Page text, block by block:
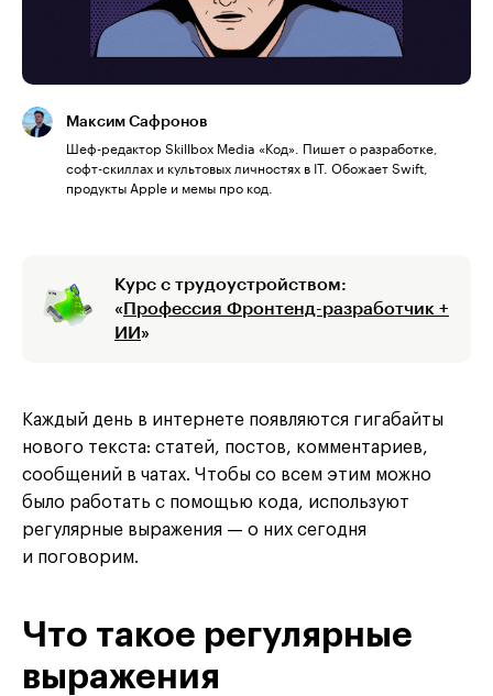
Максим Сафронов
Шеф-редактор Skillbox Media «Код». Пишет о разработке,
софт-скиллах и культовых личностях в IT. Обожает Swift,
продукты Apple и мемы про код.
Курс с трудоустройством:
« Профессия Фронтенд-разработчик +
ИИ »
Каждый день в интернете появляются гигабайты
нового текста: статей, постов, комментариев,
сообщений в чатах. Чтобы со всем этим можно
было работать с помощью кода, используют
регулярные выражения — о них сегодня
и поговорим.
Что такое регулярные
выражения